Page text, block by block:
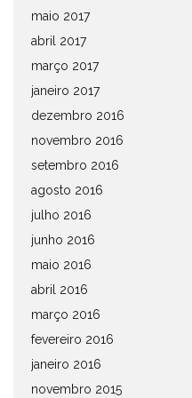
maio 2017
abril 2017
março 2017
janeiro 2017
dezembro 2016
novembro 2016
setembro 2016
agosto 2016
julho 2016
junho 2016
maio 2016
abril 2016
março 2016
fevereiro 2016
janeiro 2016
novembro 2015